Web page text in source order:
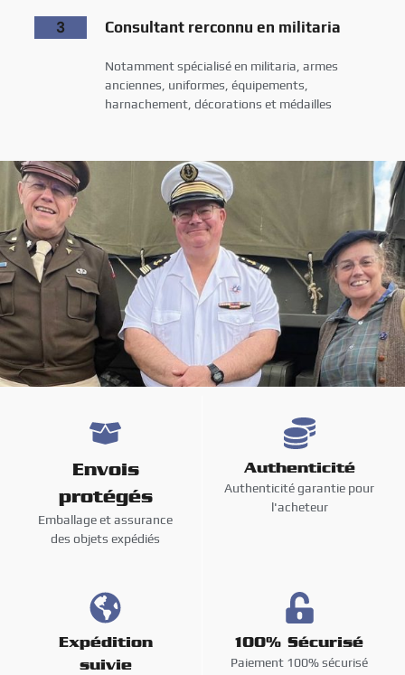
3 Consultant rerconnu en militaria
Notamment spécialisé en militaria, armes
anciennes, uniformes, équipements,
harnachement, décorations et médailles
Envois
protégés
Emballage et assurance
des objets expédiés
Authenticité
Authenticité garantie pour
l'acheteur
Expédition
suivie
100% Sécurisé
Paiement 100% sécurisé